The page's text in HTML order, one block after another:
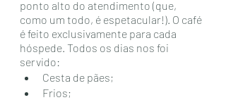
ponto alto do atendimento (que,
como um todo, é espetacular!). O café
é feito exclusivamente para cada
hóspede. Todos os dias nos foi
servido:
Cesta de pães;
Frios;